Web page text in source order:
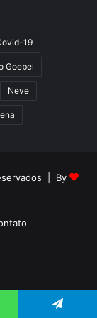
19
Goebel
Neve
| By